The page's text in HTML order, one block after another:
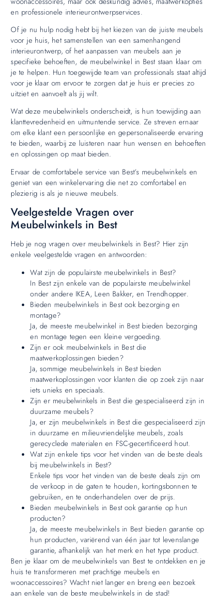
en professionele interieurontwerpservices.
Of je nu hulp nodig hebt bij het kiezen van de juiste meubels
voor je huis, het samenstellen van een samenhangend
interieurontwerp, of het aanpassen van meubels aan je
specifieke behoeften, de meubelwinkel in Best staan klaar om
je te helpen. Hun toegewijde team van professionals staat altijd
voor je klaar om ervoor te zorgen dat je huis er precies zo
uitziet en aanvoelt als jij wilt.
Wat deze meubelwinkels onderscheidt, is hun toewijding aan
klanttevredenheid en uitmuntende service. Ze streven ernaar
om elke klant een persoonlijke en gepersonaliseerde ervaring
te bieden, waarbij ze luisteren naar hun wensen en behoeften
en oplossingen op maat bieden.
Ervaar de comfortabele service van Best’s meubelwinkels en
geniet van een winkelervaring die net zo comfortabel en
plezierig is als je nieuwe meubels.
Veelgestelde Vragen over
Meubelwinkels in Best
Heb je nog vragen over meubelwinkels in Best? Hier zijn
enkele veelgestelde vragen en antwoorden:
Wat zijn de populairste meubelwinkels in Best?
In Best zijn enkele van de populairste meubelwinkel
onder andere IKEA, Leen Bakker, en Trendhopper.
Bieden meubelwinkels in Best ook bezorging en
montage?
Ja, de meeste meubelwinkel in Best bieden bezorging
en montage tegen een kleine vergoeding.
Zijn er ook meubelwinkels in Best die
maatwerkoplossingen bieden?
Ja, sommige meubelwinkels in Best bieden
maatwerkoplossingen voor klanten die op zoek zijn naar
iets unieks en speciaals.
Zijn er meubelwinkels in Best die gespecialiseerd zijn in
duurzame meubels?
Ja, er zijn meubelwinkels in Best die gespecialiseerd zijn
in duurzame en milieuvriendelijke meubels, zoals
gerecyclede materialen en FSC-gecertificeerd hout.
Wat zijn enkele tips voor het vinden van de beste deals
bij meubelwinkels in Best?
Enkele tips voor het vinden van de beste deals zijn om
de verkoop in de gaten te houden, kortingsbonnen te
gebruiken, en te onderhandelen over de prijs.
Bieden meubelwinkels in Best ook garantie op hun
producten?
Ja, de meeste meubelwinkels in Best bieden garantie op
hun producten, variërend van één jaar tot levenslange
garantie, afhankelijk van het merk en het type product.
Ben je klaar om de meubelwinkels van Best te ontdekken en je
huis te transformeren met prachtige meubels en
woonaccessoires? Wacht niet langer en breng een bezoek
aan enkele van de beste meubelwinkels in de stad!